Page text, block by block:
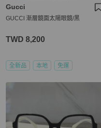
Gucci
GUCCI 漸層鏡面太陽眼鏡/黑
TWD 8,200
全新品 本地 免運